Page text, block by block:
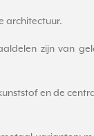
architectuur.
zijn van
en de